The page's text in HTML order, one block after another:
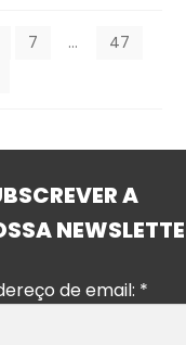
7 …
47
A
de email: *